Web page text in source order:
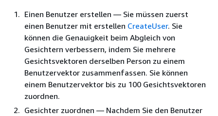
Einen Benutzer erstellen — Sie müssen zuerst
einen Benutzer mit erstellen CreateUser. Sie
können die Genauigkeit beim Abgleich von
Gesichtern verbessern, indem Sie mehrere
Gesichtsvektoren derselben Person zu einem
Benutzervektor zusammenfassen. Sie können
einem Benutzervektor bis zu 100 Gesichtsvektoren
zuordnen.
Gesichter zuordnen — Nachdem Sie den Benutzer